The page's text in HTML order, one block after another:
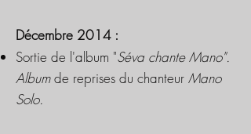
Décembre 2014 :
Sortie de l'album "Séva chante Mano".
Albumde reprises du chanteur Mano
Solo.